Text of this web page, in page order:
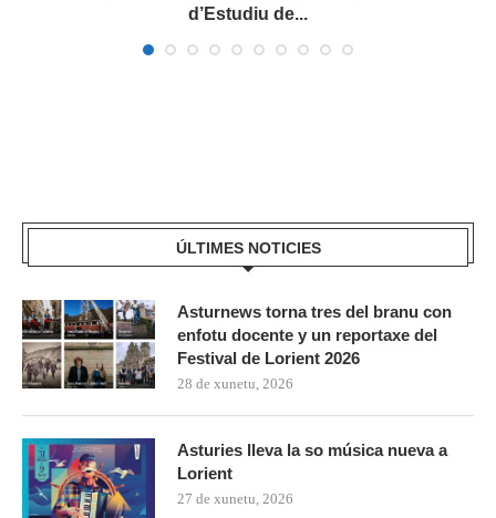
d’Estudiu de...
ÚLTIMES NOTICIES
Asturnews torna tres del branu con
enfotu docente y un reportaxe del
Festival de Lorient 2026
28 de xunetu, 2026
Asturies lleva la so música nueva a
Lorient
27 de xunetu, 2026